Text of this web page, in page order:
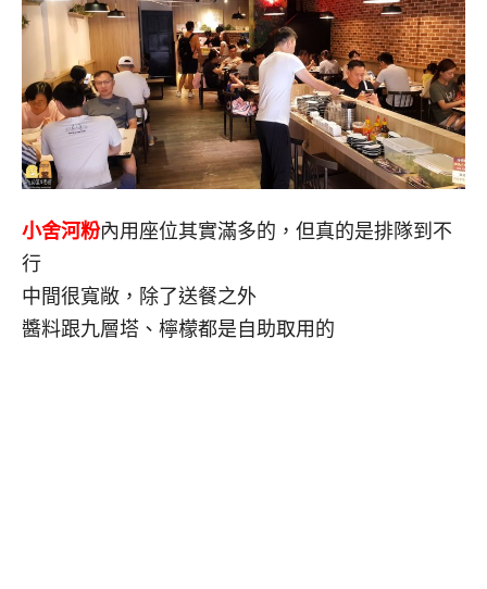
小舍河粉內用座位其實滿多的，但真的是排隊到不
行
中間很寬敞，除了送餐之外
醬料跟九層塔、檸檬都是自助取用的